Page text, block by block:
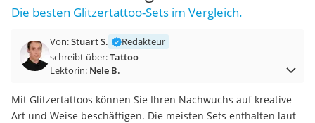
Trampolin 366 cm
Aluminium-Koffer
Futterboot
E-Bike-Dreirad
Trekkingschuhe Herren
Die besten Glitzertattoo-Sets im Vergleich.
Von:Stuart S.
Redakteur
schreibt über:Tattoo
Lektorin: Nele B.
Mit Glitzertattoos können Sie Ihren Nachwuchs auf kreative
Art und Weise beschäftigen. Die meisten Sets enthalten laut